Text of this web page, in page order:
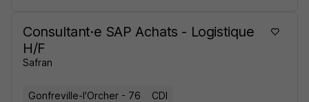
Consultant·e SAP Achats - Logistique
H/F
Safran
Gonfreville-l'Orcher - 76 CDI